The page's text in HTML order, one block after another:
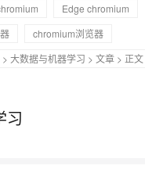
Edge chromium
chromium浏览器
> 大数据与机器学习 > 文章 > 正文
习